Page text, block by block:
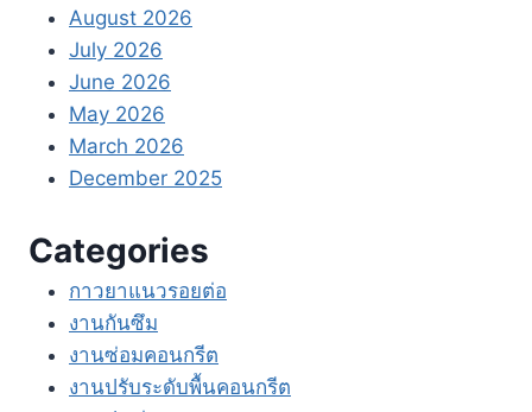
August 2026
July 2026
June 2026
May 2026
March 2026
December 2025
Categories
กาวยาแนวรอยต่อ
งานกันซึม
งานซ่อมคอนกรีต
งานปรับระดับพื้นคอนกรีต